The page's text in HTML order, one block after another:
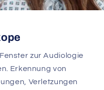
zur Audiologie
Erkennung von
Verletzungen